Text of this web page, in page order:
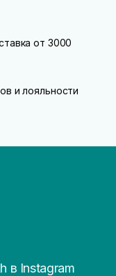
от 3000
и лояльности
в Instagram